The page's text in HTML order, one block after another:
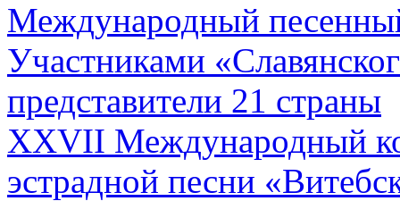
Международный
Участниками
представители 21 страны
XXVII Международный
эстрадной песни